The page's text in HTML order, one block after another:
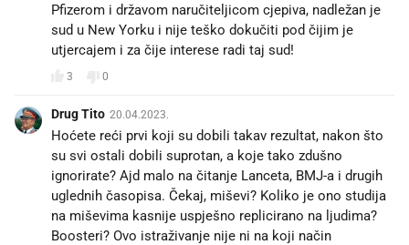
Pfizerom i državom naručiteljicom cjepiva, nadležan je
sud u New Yorku i nije teško dokučiti pod čijim je
utjercajem i za čije interese radi taj sud!
3 0
Drug Tito 20.04.2023.
Hoćete reći prvi koji su dobili takav rezultat, nakon što
su svi ostali dobili suprotan, a koje tako zdušno
ignorirate? Ajd malo na čitanje Lanceta, BMJ-a i drugih
uglednih časopisa. Čekaj, miševi? Koliko je ono studija
na miševima kasnije uspješno replicirano na ljudima?
Boosteri? Ovo istraživanje nije ni na koji način